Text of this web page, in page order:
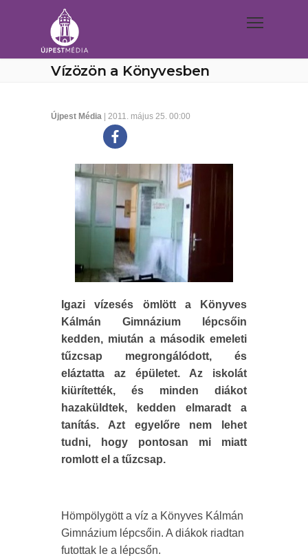
Vízözön a Könyvesben
Újpest Média | 2011. május 25. 00:00
Igazi vízesés ömlött a Könyves
Kálmán Gimnázium lépcsőin
kedden, miután a második emeleti
tűzcsap megrongálódott, és
eláztatta az épületet. Az iskolát
kiürítették, és minden diákot
hazaküldtek, kedden elmaradt a
tanítás. Azt egyelőre nem lehet
tudni, hogy pontosan mi miatt
romlott el a tűzcsap.
Hömpölygött a víz a Könyves Kálmán
Gimnázium lépcsőin. A diákok riadtan
futottak le a lépcsőn.